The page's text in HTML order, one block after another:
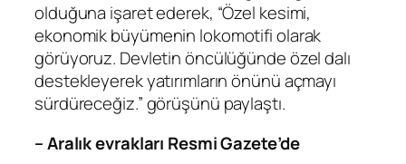
olduğuna işaret ederek, “Özel kesimi,
ekonomik büyümenin lokomotifi olarak
görüyoruz. Devletin öncülüğünde özel dalı
destekleyerek yatırımların önünü açmayı
sürdüreceğiz.” görüşünü paylaştı.
– Aralık evrakları Resmi Gazete’de